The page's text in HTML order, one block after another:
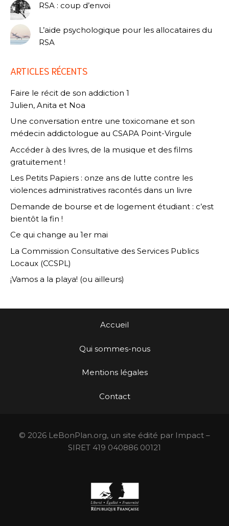
RSA : coup d’envoi
L’aide psychologique pour les allocataires du
RSA
ARTICLES RÉCENTS
Faire le récit de son addiction 1
Julien, Anita et Noa
Une conversation entre une toxicomane et son
médecin addictologue au CSAPA Point-Virgule
Accéder à des livres, de la musique et des films
gratuitement !
Les Petits Papiers : onze ans de lutte contre les
violences administratives racontés dans un livre
Demande de bourse et de logement étudiant : c’est
bientôt la fin !
Ce qui change au 1er mai
La Commission Consultative des Services Publics
Locaux (CCSPL)
¡Vamos a la playa! (ou ailleurs)
Accueil
Qui sommes-nous
Mentions légales
Contact
© 2026 LeBonPlan.org, un site édité par Impact –
SIRET 419 040886 00121